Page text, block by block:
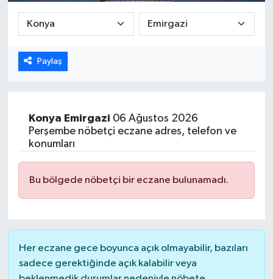
Paylaş
Konya Emirgazi 06 Ağustos 2026
Perşembe nöbetçi eczane adres, telefon ve
konumları
Bu bölgede nöbetçi bir eczane bulunamadı.
Her eczane gece boyunca açık olmayabilir, bazıları
sadece gerektiğinde açık kalabilir veya
DÜNYA
EGE
EKOLOJİ VE ÇEVRE
BİLİM VE TEKNOLOJİ
GENEL
KÜLTÜR SANAT